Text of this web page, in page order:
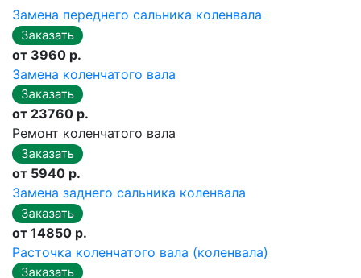
Замена переднего сальника коленвала
от 3960 р.
Замена коленчатого вала
от 23760 р.
Ремонт коленчатого вала
от 5940 р.
Замена заднего сальника коленвала
от 14850 р.
Расточка коленчатого вала (коленвала)